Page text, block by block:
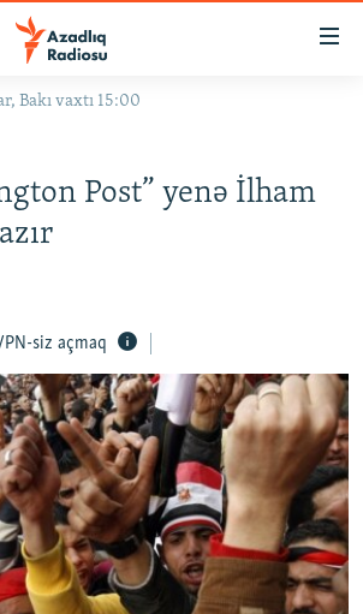
KITABXANASI
STANDARTLARIMIZ
Bakı vaxtı 15:00
Post” yenə İlham
siz açmaq